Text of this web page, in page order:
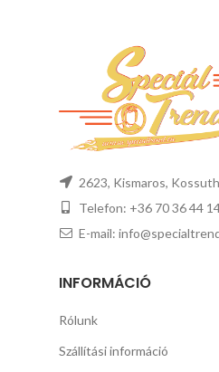
2623, Kismaros,
Telefon: +36 70 36 44
E-mail:
INFORMÁCIÓ
Rólunk
Szállítási információ